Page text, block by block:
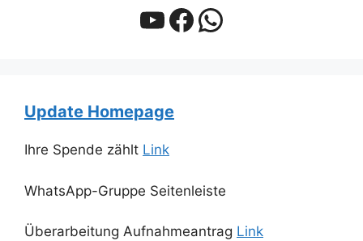
YouTube
Facebook
WhatsApp
Update Homepage
Ihre Spende zählt Link
WhatsApp-Gruppe Seitenleiste
Überarbeitung Aufnahmeantrag Link